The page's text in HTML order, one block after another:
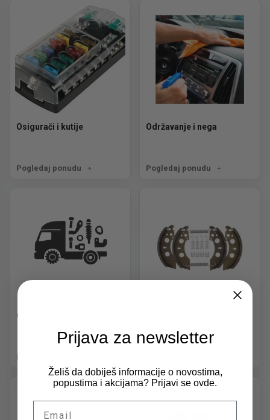
Osigurači i kutije
Pogledaj ponudu
Održavanje i nega
Pogledaj ponudu
Ostali delovi
Pogledaj ponudu
Prijava za newsletter
Želiš da dobiješ informacije o novostima,
popustima i akcijama? Prijavi se ovde.